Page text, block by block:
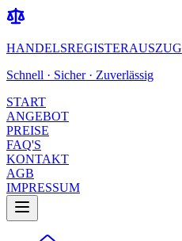
HANDELSREGISTERAUSZUG
Schnell · Sicher · Zuverlässig
START
ANGEBOT
PREISE
FAQ'S
KONTAKT
AGB
IMPRESSUM